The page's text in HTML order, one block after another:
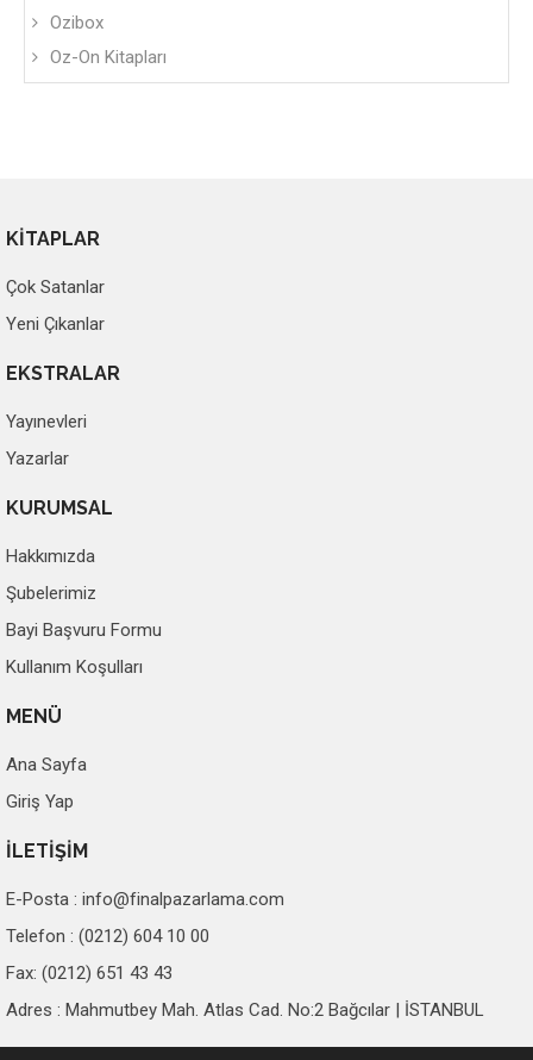
Ozibox
Oz-On Kitapları
KİTAPLAR
Çok Satanlar
Yeni Çıkanlar
EKSTRALAR
Yayınevleri
Yazarlar
KURUMSAL
Hakkımızda
Şubelerimiz
Bayi Başvuru Formu
Kullanım Koşulları
MENÜ
Ana Sayfa
Giriş Yap
İLETİŞİM
E-Posta : info@finalpazarlama.com
Telefon : (0212) 604 10 00
Fax: (0212) 651 43 43
Adres : Mahmutbey Mah. Atlas Cad. No:2 Bağcılar | İSTANBUL